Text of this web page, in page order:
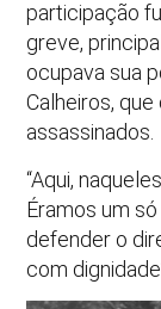
participação
greve,
ocupava sua
Calheiros,
assassinados.
“Aqui,
Éramos um
defender o
com